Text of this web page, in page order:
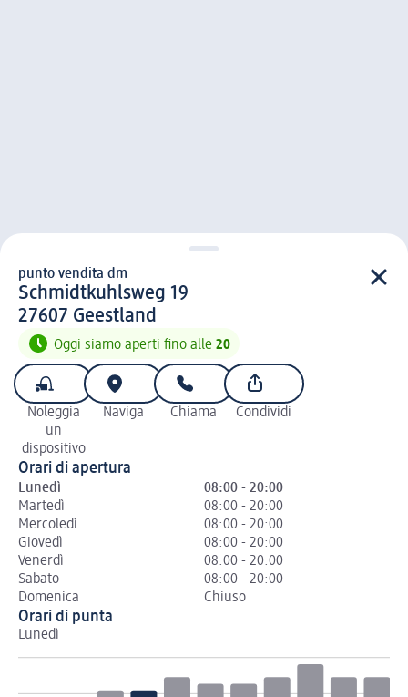
punto vendita d m
punto vendita dm
Schmidtkuhlsweg 19
2 7 6 0 7
27607 Geestland
Oggi siamo aperti fino alle 20
Noleggia
un
dispositivo
Naviga Chiama Condividi
Orari di apertura
Lunedì
08:00 - 20:00
Martedì
08:00 - 20:00
Mercoledì
08:00 - 20:00
Giovedì
08:00 - 20:00
Venerdì
08:00 - 20:00
Sabato
08:00 - 20:00
Domenica
Chiuso
Orari di punta
Lunedì